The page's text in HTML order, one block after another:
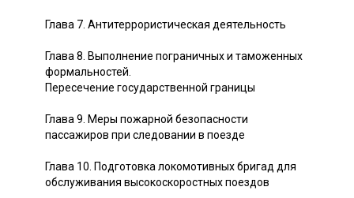
Глава 7. Антитеррористическая деятельность
Глава 8. Выполнение пограничных и таможенных
формальностей.
Пересечение государственной границы
Глава 9. Меры пожарной безопасности
пассажиров при следовании в поезде
Глава 10. Подготовка локомотивных бригад для
обслуживания высокоскоростных поездов